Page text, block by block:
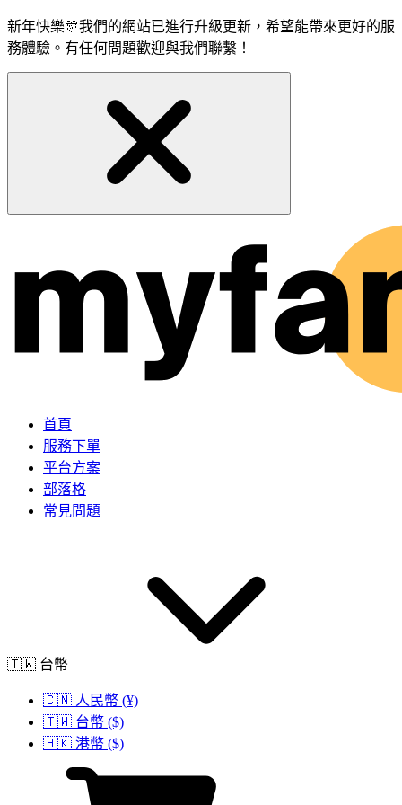
新年快樂🎊我們的網站已進行升級更新，希望能帶來更好的服
務體驗。有任何問題歡迎與我們聯繫！
首頁
服務下單
平台方案
部落格
常見問題
🇹🇼 台幣
🇨🇳 人民幣 (¥)
🇹🇼 台幣 ($)
🇭🇰 港幣 ($)